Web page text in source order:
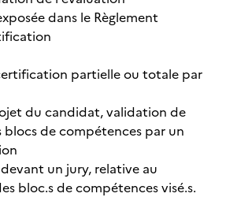
dans le Règlement
partielle ou totale par
du candidat, validation de
de compétences par un
un jury, relative au
bloc.s de compétences visé.s.